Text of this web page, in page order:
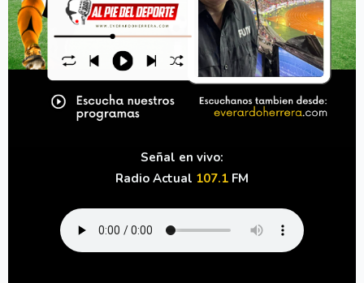
Señal en vivo:
Radio Actual 107.1 FM